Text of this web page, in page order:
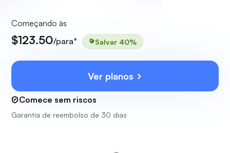
Começando às
$123.50/para* Salvar 40%
Ver planos
Comece sem riscos
Garantia de reembolso de 30 dias